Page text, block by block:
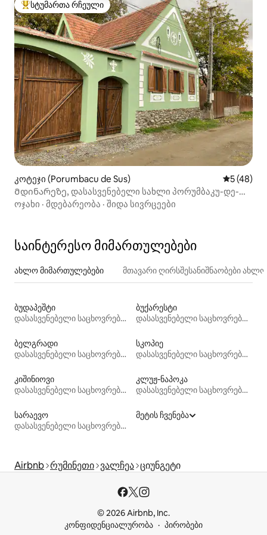
სტუმართა რჩეული მოწინავე ვარიანტი
სტუმართა რჩეული
კოტეჯი (Porumbacu de Sus) საშუალო
5 (48)
Მდინარეზე, დასასვენებელი სახლი პორუმბაკუ-დე-
სუსში
ოჯახი · მდებარეობა · შიდა სივრცეები
საინტერესო მიმართულებები
ახლო მიმართულებები მთავარი ღირსშესანიშნაობები
ბუდაპეშტი
დასასვენებელი საცხოვრებლები
ბუქარესტი
დასასვენებელი საცხოვრებლები
ბელგრადი
დასასვენებელი საცხოვრებლები
სკოპიე
დასასვენებელი საცხოვრებლები
კიშინიოვი
დასასვენებელი საცხოვრებლები
კლუჟ-ნაპოკა
დასასვენებელი საცხოვრებლები
სარაევო
დასასვენებელი საცხოვრებლები
მეტის ჩვენება
Airbnb რუმინეთი ვალჩეა ციუნგეტი
© 2026 Airbnb, Inc.
კონფიდენციალურობა
პირობები